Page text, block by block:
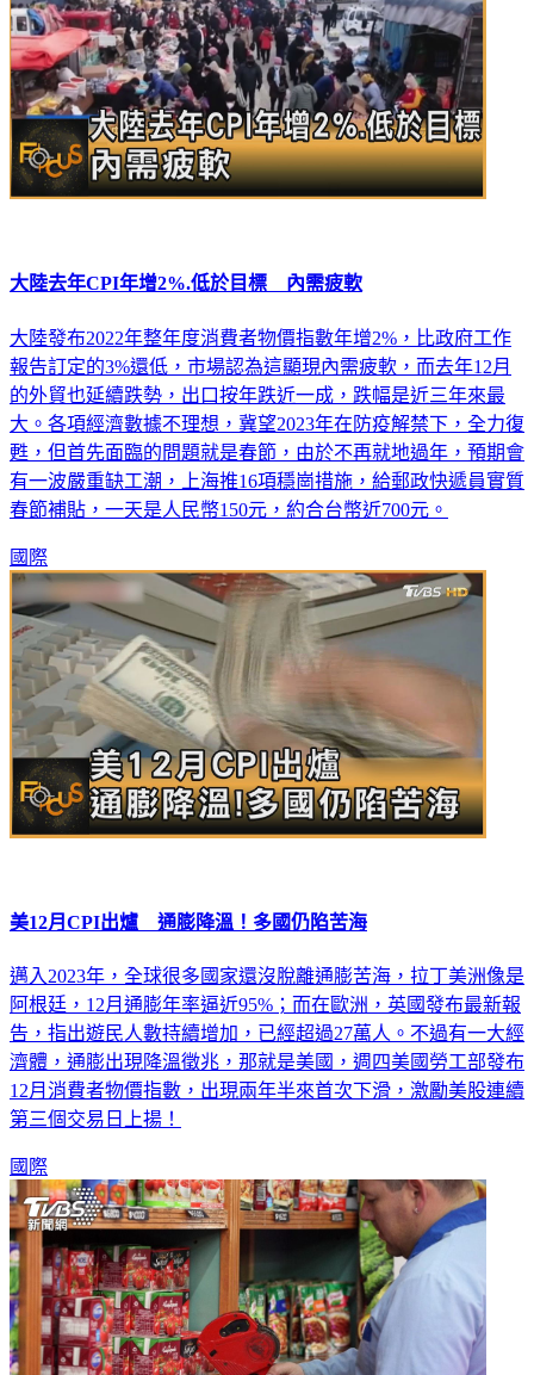
大陸去年CPI年增2%.低於目標 內需疲軟
大陸發布2022年整年度消費者物價指數年增2%，比政府工作
報告訂定的3%還低，市場認為這顯現內需疲軟，而去年12月
的外貿也延續跌勢，出口按年跌近一成，跌幅是近三年來最
大。各項經濟數據不理想，冀望2023年在防疫解禁下，全力復
甦，但首先面臨的問題就是春節，由於不再就地過年，預期會
有一波嚴重缺工潮，上海推16項穩崗措施，給郵政快遞員實質
春節補貼，一天是人民幣150元，約合台幣近700元。
國際
美12月CPI出爐 通膨降溫！多國仍陷苦海
邁入2023年，全球很多國家還沒脫離通膨苦海，拉丁美洲像是
阿根廷，12月通膨年率逼近95%；而在歐洲，英國發布最新報
告，指出遊民人數持續增加，已經超過27萬人。不過有一大經
濟體，通膨出現降溫徵兆，那就是美國，週四美國勞工部發布
12月消費者物價指數，出現兩年半來首次下滑，激勵美股連續
第三個交易日上揚！
國際